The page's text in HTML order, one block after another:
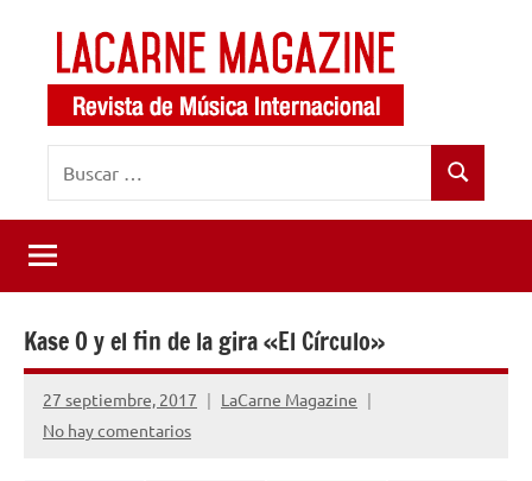
contenido
LaCarne
Magazine
de
música
internacional
Buscar
Kase O y el fin de la gira «El Círculo»
27 septiembre, 2017
LaCarne Magazine
No hay comentarios